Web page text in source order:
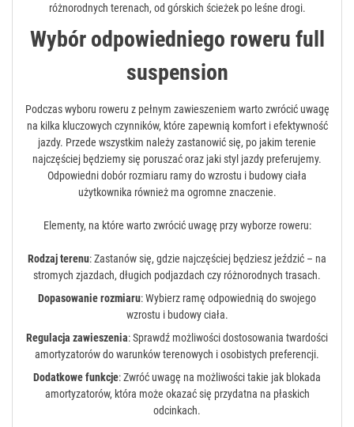
różnorodnych terenach, od górskich ścieżek po leśne drogi.
Wybór odpowiedniego roweru full
suspension
Podczas wyboru roweru z pełnym zawieszeniem warto zwrócić uwagę
na kilka kluczowych czynników, które zapewnią komfort i efektywność
jazdy. Przede wszystkim należy zastanowić się, po jakim terenie
najczęściej będziemy się poruszać oraz jaki styl jazdy preferujemy.
Odpowiedni dobór rozmiaru ramy do wzrostu i budowy ciała
użytkownika również ma ogromne znaczenie.
Elementy, na które warto zwrócić uwagę przy wyborze roweru:
Rodzaj terenu: Zastanów się, gdzie najczęściej będziesz jeździć – na
stromych zjazdach, długich podjazdach czy różnorodnych trasach.
Dopasowanie rozmiaru: Wybierz ramę odpowiednią do swojego
wzrostu i budowy ciała.
Regulacja zawieszenia: Sprawdź możliwości dostosowania twardości
amortyzatorów do warunków terenowych i osobistych preferencji.
Dodatkowe funkcje: Zwróć uwagę na możliwości takie jak blokada
amortyzatorów, która może okazać się przydatna na płaskich
odcinkach.